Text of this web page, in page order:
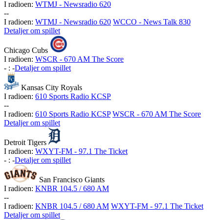
I radioen: WTMJ - Newsradio 620
--
I radioen: WTMJ - Newsradio 620 WCCO - News Talk 830
Detaljer om spillet
Chicago Cubs
I radioen: WSCR - 670 AM The Score
- : -Detaljer om spillet
Kansas City Royals
I radioen: 610 Sports Radio KCSP
--
I radioen: 610 Sports Radio KCSP WSCR - 670 AM The Score
Detaljer om spillet
Detroit Tigers
I radioen: WXYT-FM - 97.1 The Ticket
- : -Detaljer om spillet
San Francisco Giants
I radioen: KNBR 104.5 / 680 AM
--
I radioen: KNBR 104.5 / 680 AM WXYT-FM - 97.1 The Ticket
Detaljer om spillet